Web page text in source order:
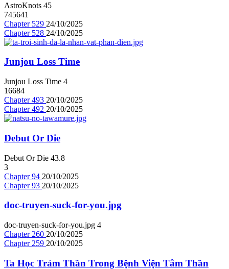
AstroKnots 45
745641
Chapter 529 24/10/2025
Chapter 528 24/10/2025
Junjou Loss Time
Junjou Loss Time 4
16684
Chapter 493 20/10/2025
Chapter 492 20/10/2025
Debut Or Die
Debut Or Die 43.8
3
Chapter 94 20/10/2025
Chapter 93 20/10/2025
doc-truyen-suck-for-you.jpg
doc-truyen-suck-for-you.jpg 4
Chapter 260 20/10/2025
Chapter 259 20/10/2025
Ta Học Trảm Thần Trong Bệnh Viện Tâm Thần